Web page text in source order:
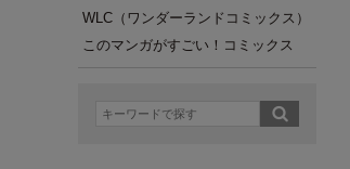
WLC（ワンダーランドコミックス）
このマンガがすごい！コミックス